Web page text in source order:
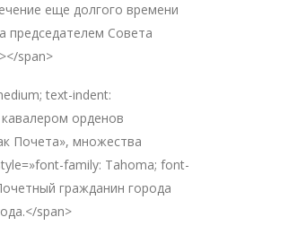
еще долгого времени
Совета
span>
text-indent:
орденов
Почета», множества
family: Tahoma; font-
гражданин города
span>